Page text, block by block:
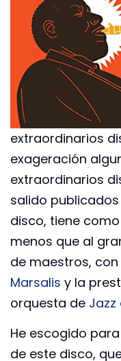
extraordinarios
exageración
extraordinarios
salido
disco, tiene
menos que al
de maestros,
Marsalis y la
orquesta de Jazz
He escogido
de este disco,